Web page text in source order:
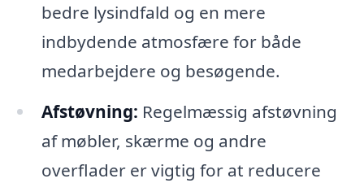
bedre lysindfald og en mere
indbydende atmosfære for både
medarbejdere og besøgende.
Afstøvning: Regelmæssig afstøvning
af møbler, skærme og andre
overflader er vigtig for at reducere